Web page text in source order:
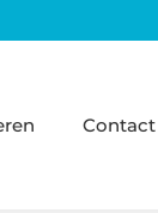
Contact